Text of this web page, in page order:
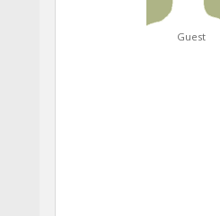
Guest